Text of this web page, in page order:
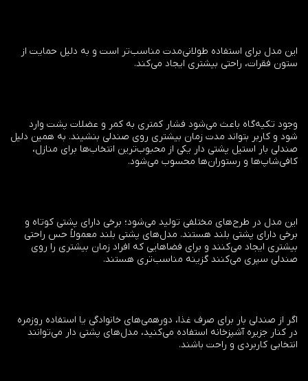
این مدل برای استفاده طولانی‌مدت مناسب‌تر است و به دلیل حمایت از
ستون فقرات، راحتی بیشتری ایجاد می‌کند.
وجود تکیه‌گاه باعث می‌شود فشار کمتری به کمر و عضلات پشت وارد
شود و کاربر بتواند مدت زمان بیشتری روی صندلی بنشیند. به همین دلیل
صندلی بار استیل پشتی دار یکی از محبوب‌ترین انتخاب‌ها برای منازل،
کافی‌شاپ‌ها و رستوران‌ها محسوب می‌شود.
این مدل در طرح‌های مختلفی تولید می‌شود؛ برخی دارای پشتی کوتاه و
برخی دارای پشتی بلند هستند. مدل‌های پشتی بلند معمولاً حس راحتی
بیشتری ایجاد می‌کنند و برای فضاهایی که افراد زمان بیشتری را روی
صندلی سپری می‌کنند گزینه مناسب‌تری هستند.
اگر از صندلی بار برای صرف غذا، دورهمی‌های خانوادگی یا استفاده روزمره
در کنار جزیره آشپزخانه استفاده می‌کنید، مدل‌های پشتی دار می‌توانند
انتخابی کاربردی و راحت باشند.